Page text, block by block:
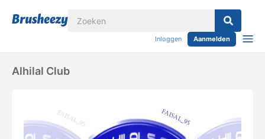
Inloggen Aanmelden
Alhilal Club